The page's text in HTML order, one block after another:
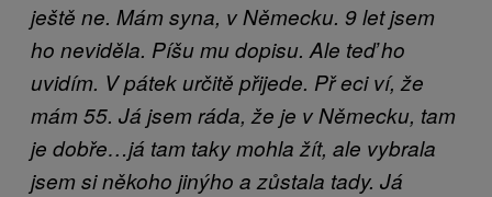
ještě ne. Mám syna, v Německu. 9 let jsem
ho neviděla. Píšu mu dopisu. Ale teď ho
uvidím. V pátek určitě přijede. Přeci ví, že
mám 55. Já jsem ráda, že je v Německu, tam
je dobře…já tam taky mohla žít, ale vybrala
jsem si někoho jinýho a zůstala tady. Já